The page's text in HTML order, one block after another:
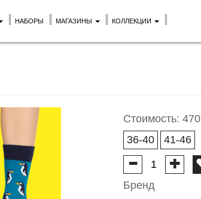
НАБОРЫ МАГАЗИНЫ КОЛЛЕКЦИИ
Стоимость: 470
36-40
41-46
Бренд